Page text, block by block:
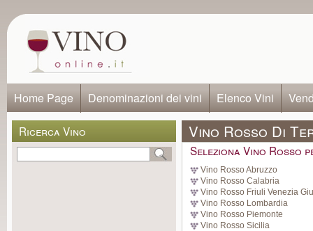
Home Page Denominazioni dei vini Elenco Vini
Ricerca Vino Vino Rosso Di
Seleziona Vino Rosso
Vino Rosso Abruzzo
Vino Rosso Calabria
Vino Rosso Friuli Venezia
Vino Rosso Lombardia
Vino Rosso Piemonte
Vino Rosso Sicilia